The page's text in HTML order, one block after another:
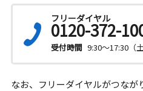
フリーダイヤル
0120-372-
受付時間 9:30～17:30（
なお、フリーダイヤルがつなが